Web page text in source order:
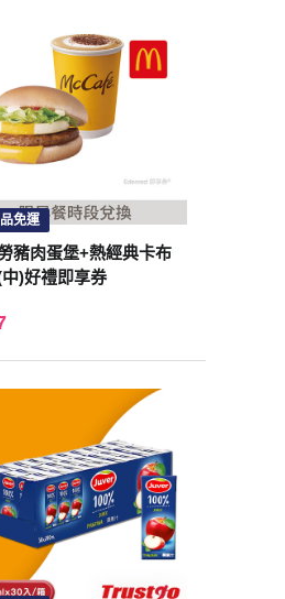
免運
豬肉蛋堡+熱經典卡布
)好禮即享券